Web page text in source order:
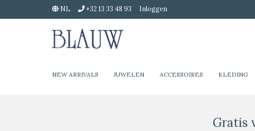
NL +32 13 33 48 93 Inloggen
NEW ARRIVALS JUWELEN ACCESSOIRES KLEDING
Gratis